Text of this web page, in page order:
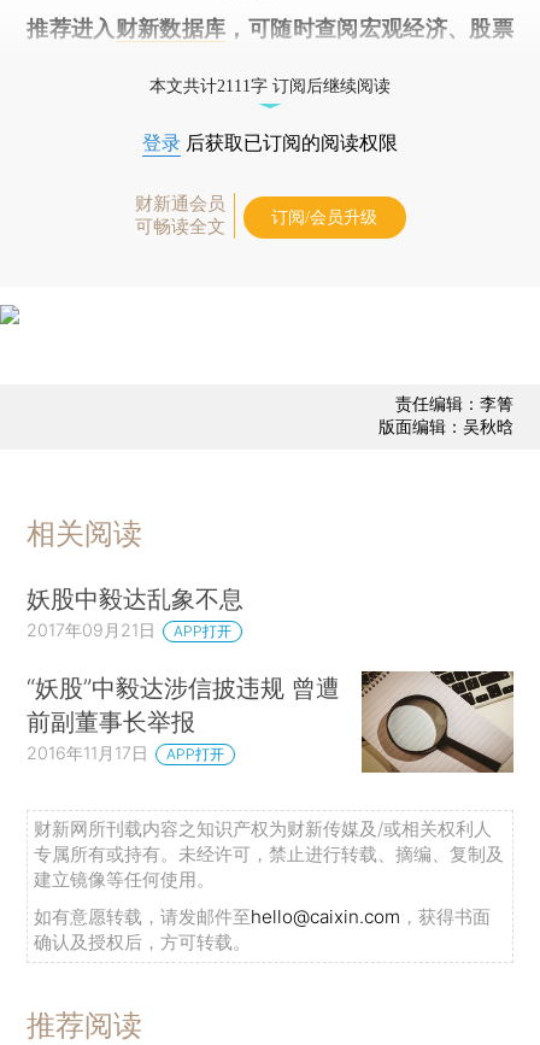
推荐进入 财新数据库 ，可随时查阅宏观经济、股票
本文共计2111字 订阅后继续阅读
登录 后获取已订阅的阅读权限
财新通会员
可畅读全文
订阅/会员升级
责任编辑：李箐
版面编辑：吴秋晗
相关阅读
妖股中毅达乱象不息
2017年09月21日 APP打开
“妖股”中毅达涉信披违规 曾遭
前副董事长举报
2016年11月17日 APP打开
财新网所刊载内容之知识产权为财新传媒及/或相关权利人
专属所有或持有。未经许可，禁止进行转载、摘编、复制及
建立镜像等任何使用。
如有意愿转载，请发邮件至hello@caixin.com ，获得书面
确认及授权后，方可转载。
推荐阅读